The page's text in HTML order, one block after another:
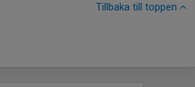
Tillbaka till toppen